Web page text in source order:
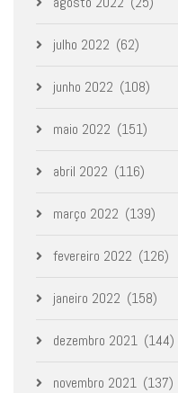
julho 2022 (62)
junho 2022 (108)
maio 2022 (151)
abril 2022 (116)
março 2022 (139)
fevereiro 2022 (126)
janeiro 2022 (158)
dezembro 2021 (144)
novembro 2021 (137)